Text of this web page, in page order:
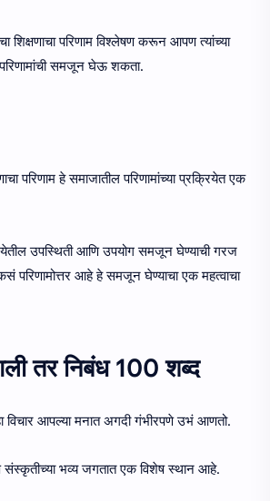
शिक्षणाचा परिणाम विश्लेषण करून आपण त्यांच्या
समजून घेऊ शकता.
परिणाम हे समाजातील परिणामांच्या प्रक्रियेत एक
उपस्थिती आणि उपयोग समजून घेण्याची गरज
परिणामोत्तर आहे हे समजून घेण्याचा एक महत्वाचा
तर निबंध 100 शब्द
विचार आपल्या मनात अगदी गंभीरपणे उभं आणतो.
संस्कृतीच्या भव्य जगतात एक विशेष स्थान आहे.